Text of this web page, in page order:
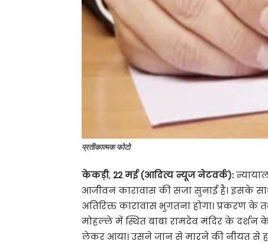
प्रतीकात्मक फोटो
केकड़ी,22 मई (आदित्य न्यूज नेटवर्क):
आजीवन कारावास की सजा सुनाई है। इसके
अतिरिक्त कारावास भुगतना होगा। प्रकरण
मोहल्ले में स्थित बाबा रामदेव मंदिर के
लेकर आया। उसने जान से मारने की नीयत से